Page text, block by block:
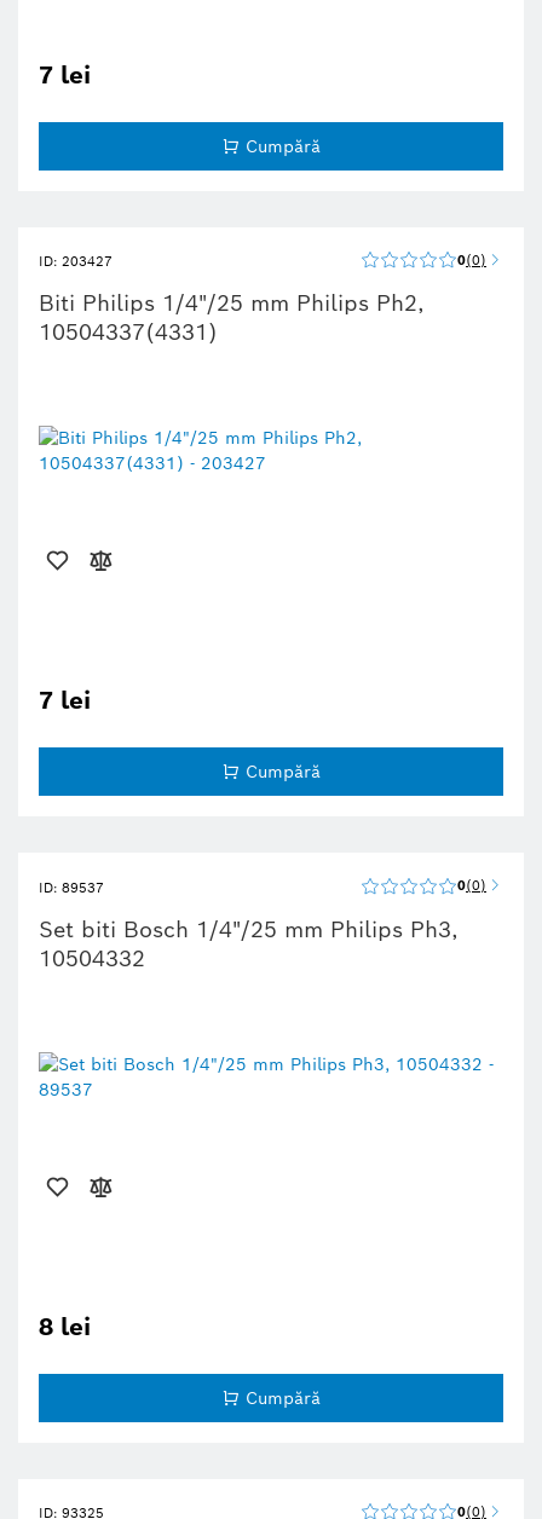
7 lei
Cumpără
ID: 203427 0 0
Biti Philips 1/4"/25 mm Philips Ph2,
10504337(4331)
7 lei
Cumpără
ID: 89537 0 0
Set biti Bosch 1/4"/25 mm Philips Ph3,
10504332
8 lei
Cumpără
ID: 93325 0 0